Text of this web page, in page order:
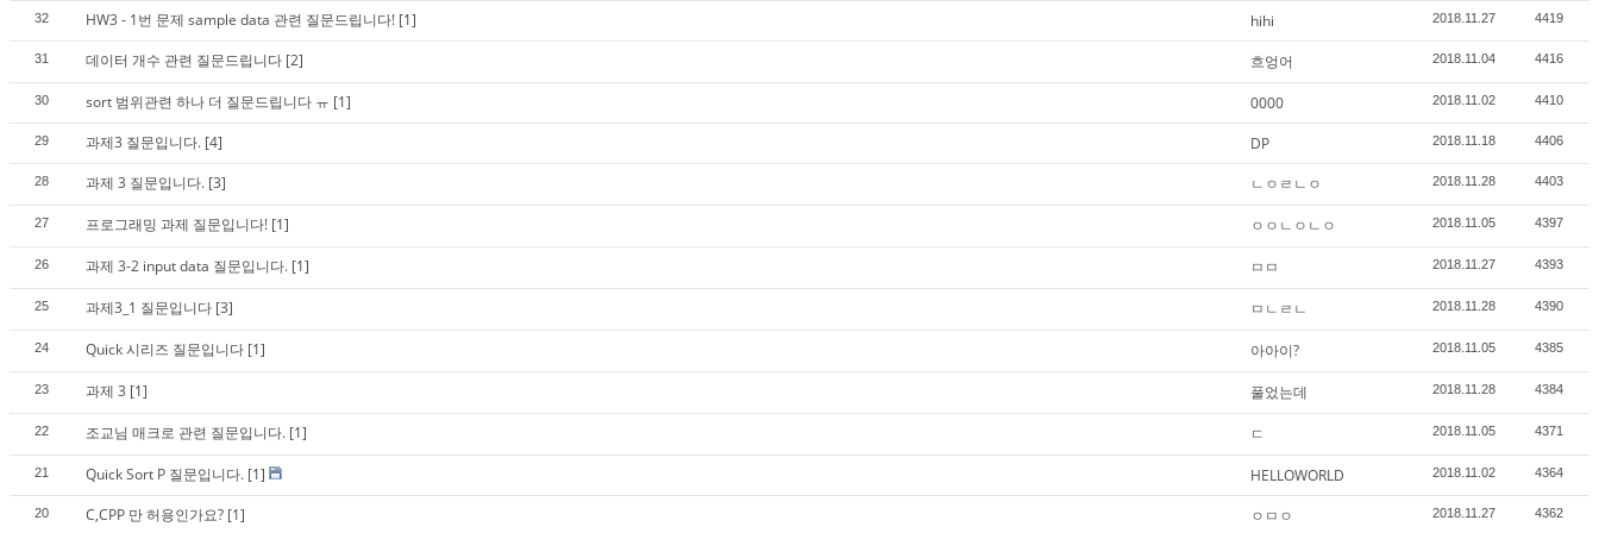
32 HW3 - 1번 문제 sample data 관련 질문드립니다! [1] hihi 2018.11.27 4419
31 데이터 개수 관련 질문드립니다 [2] 흐엉어 2018.11.04 4416
30 sort 범위관련 하나 더 질문드립니다 ㅠ [1] 0000 2018.11.02 4410
29 과제3 질문입니다. [4] DP 2018.11.18 4406
28 과제 3 질문입니다. [3] ㄴㅇㄹㄴㅇ 2018.11.28 4403
27 프로그래밍 과제 질문입니다! [1] ㅇㅇㄴㅇㄴㅇ 2018.11.05 4397
26 과제 3-2 input data 질문입니다. [1] ㅁㅁ 2018.11.27 4393
25 과제3_1 질문입니다 [3] ㅁㄴㄹㄴ 2018.11.28 4390
24 Quick 시리즈 질문입니다 [1] 아아이? 2018.11.05 4385
23 과제 3 [1] 풀었는데 2018.11.28 4384
22 조교님 매크로 관련 질문입니다. [1] ㄷ 2018.11.05 4371
21 Quick Sort P 질문입니다. [1] HELLOWORLD 2018.11.02 4364
20 C,CPP 만 허용인가요? [1] ㅇㅁㅇ 2018.11.27 4362